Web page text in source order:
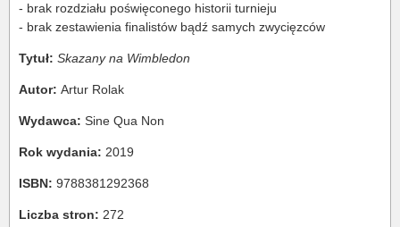
- brak rozdziału poświęconego historii turnieju
- brak zestawienia finalistów bądź samych zwycięzców
Tytuł: Skazany na Wimbledon
Autor: Artur Rolak
Wydawca: Sine Qua Non
Rok wydania: 2019
ISBN: 9788381292368
Liczba stron: 272